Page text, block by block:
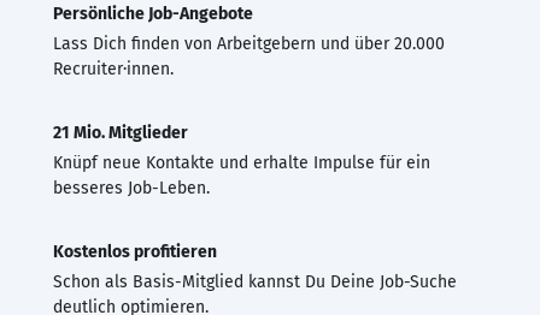
Persönliche Job-Angebote
Lass Dich finden von Arbeitgebern und über 20.000
Recruiter·innen.
21 Mio. Mitglieder
Knüpf neue Kontakte und erhalte Impulse für ein
besseres Job-Leben.
Kostenlos profitieren
Schon als Basis-Mitglied kannst Du Deine Job-Suche
deutlich optimieren.